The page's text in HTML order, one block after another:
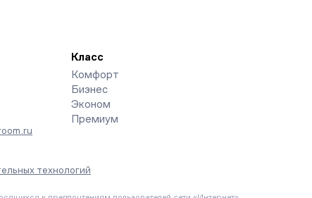
Класс
Комфорт
Бизнес
Эконом
Премиум
технологий